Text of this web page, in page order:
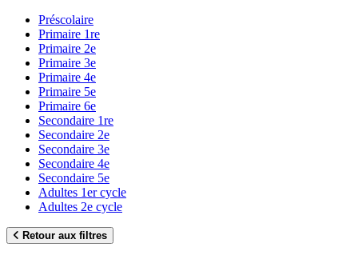
Préscolaire
Primaire 1re
Primaire 2e
Primaire 3e
Primaire 4e
Primaire 5e
Primaire 6e
Secondaire 1re
Secondaire 2e
Secondaire 3e
Secondaire 4e
Secondaire 5e
Adultes 1er cycle
Adultes 2e cycle
Retour aux filtres